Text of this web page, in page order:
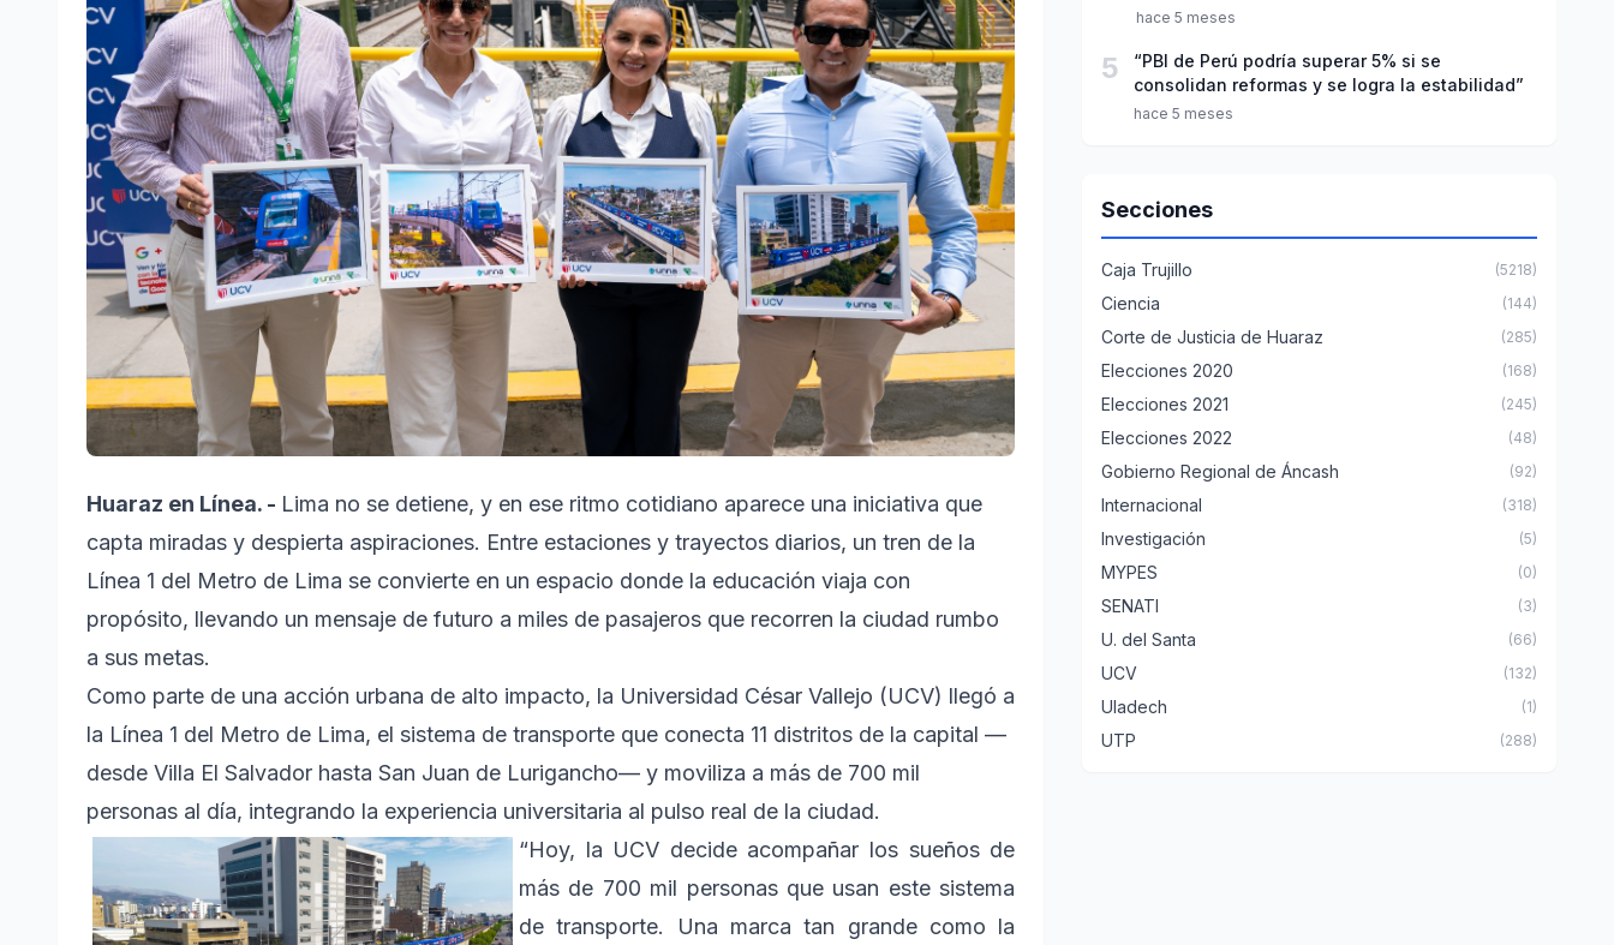
Huaraz en Línea. - Lima no se detiene, y en ese ritmo cotidiano aparece una iniciativa que
capta miradas y despierta aspiraciones. Entre estaciones y trayectos diarios, un tren de la
Línea 1 del Metro de Lima se convierte en un espacio donde la educación viaja con
propósito, llevando un mensaje de futuro a miles de pasajeros que recorren la ciudad rumbo
a sus metas.
Como parte de una acción urbana de alto impacto, la Universidad César Vallejo (UCV) llegó a
la Línea 1 del Metro de Lima, el sistema de transporte que conecta 11 distritos de la capital —
desde Villa El Salvador hasta San Juan de Lurigancho— y moviliza a más de 700 mil
personas al día, integrando la experiencia universitaria al pulso real de la ciudad.
“Hoy, la UCV decide acompañar los sueños de
más de 700 mil personas que usan este sistema
de transporte. Una marca tan grande como la
Perú
hace 5 meses
5
“PBI de Perú podría superar 5% si se
consolidan reformas y se logra la estabilidad”
hace 5 meses
Secciones
Caja Trujillo (5218)
Ciencia (144)
Corte de Justicia de Huaraz (285)
Elecciones 2020 (168)
Elecciones 2021 (245)
Elecciones 2022 (48)
Gobierno Regional de Áncash (92)
Internacional (318)
Investigación (5)
MYPES (0)
SENATI (3)
U. del Santa (66)
UCV (132)
Uladech (1)
UTP (288)